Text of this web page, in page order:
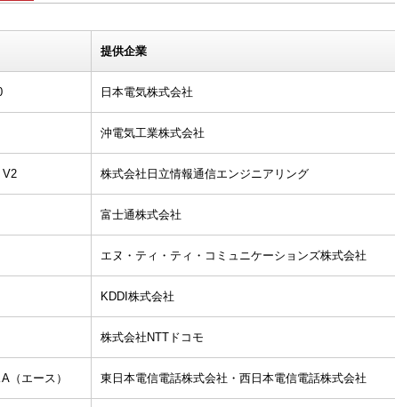
提供企業
日本電気株式会社
沖電気工業株式会社
V2 株式会社日立情報通信エンジニアリング
富士通株式会社
エヌ・ティ・ティ・コミュニケーションズ株式会社
KDDI株式会社
株式会社NTTドコモ
（エース） 東日本電信電話株式会社・西日本電信電話株式会社